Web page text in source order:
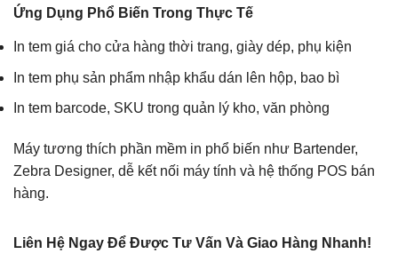
Ứng Dụng Phổ Biến Trong Thực Tế
In tem giá cho cửa hàng thời trang, giày dép, phụ kiện
In tem phụ sản phẩm nhập khẩu dán lên hộp, bao bì
In tem barcode, SKU trong quản lý kho, văn phòng
Máy tương thích phần mềm in phổ biến như Bartender,
Zebra Designer, dễ kết nối máy tính và hệ thống POS bán
hàng.
Liên Hệ Ngay Để Được Tư Vấn Và Giao Hàng Nhanh!